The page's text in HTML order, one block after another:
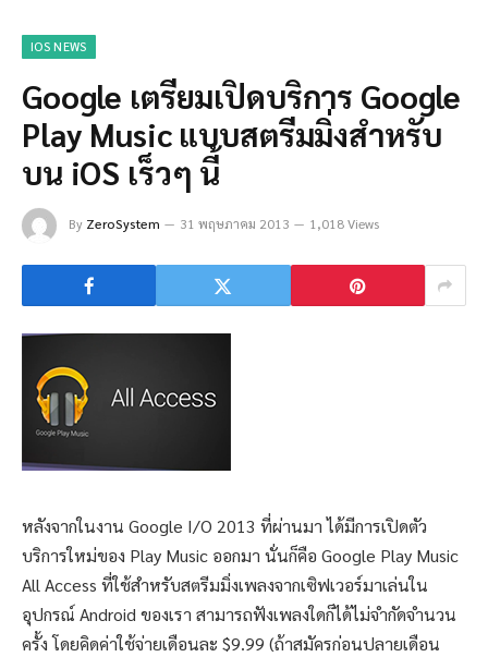
IOS NEWS
Google เตรียมเปิดบริการ Google
Play Music แบบสตรีมมิ่งสำหรับ
บน iOS เร็วๆ นี้
By ZeroSystem 31 พฤษภาคม 2013 1,018 Views
หลังจากในงาน Google I/O 2013 ที่ผ่านมา ได้มีการเปิดตัว
บริการใหม่ของ Play Music ออกมา นั่นก็คือ Google Play Music
All Access ที่ใช้สำหรับสตรีมมิ่งเพลงจากเซิฟเวอร์มาเล่นใน
อุปกรณ์ Android ของเรา สามารถฟังเพลงใดก็ได้ไม่จำกัดจำนวน
ครั้ง โดยคิดค่าใช้จ่ายเดือนละ $9.99 (ถ้าสมัครก่อนปลายเดือน